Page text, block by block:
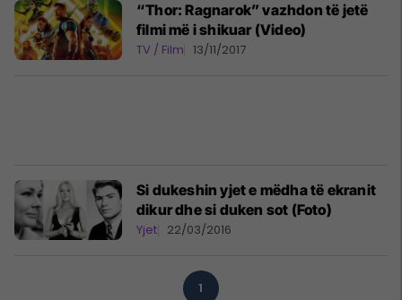
“Thor: Ragnarok” vazhdon të jetë
filmi më i shikuar (Video)
TV / Film 13/11/2017
Si dukeshin yjet e mëdha të ekranit
dikur dhe si duken sot (Foto)
Yjet 22/03/2016
1